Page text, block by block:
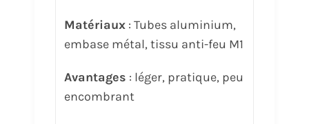
Matériaux: Tubes aluminium,
embase métal, tissu anti-feu M1
Avantages : léger, pratique, peu
encombrant